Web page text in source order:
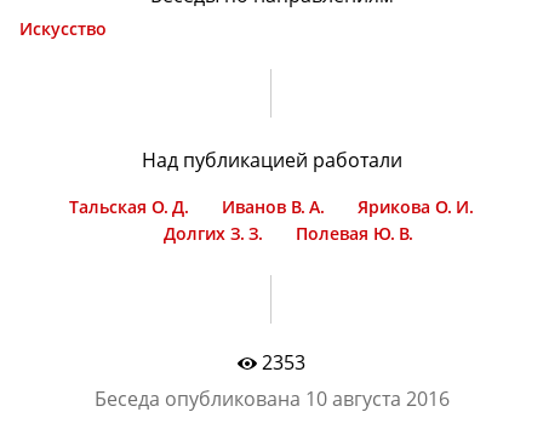
Искусство
Над публикацией работали
Тальская О. Д. Иванов В. А.
Ярикова О. И.
Долгих З. З.
Полевая Ю. В.
2353
Беседа опубликована 10 августа 2016